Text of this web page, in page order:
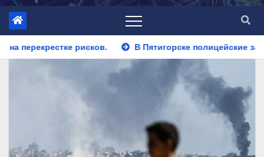
В Пятигорске полицейские задержали закладчика,